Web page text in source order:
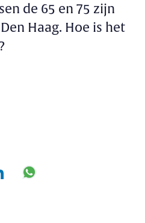
de 65 en 75 zijn
Haag. Hoe is het